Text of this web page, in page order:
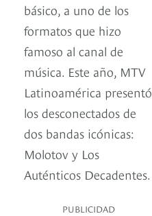
básico, a uno de los
formatos que hizo
famoso al canal de
música. Este año, MTV
Latinoamérica presentó
los desconectados de
dos bandas icónicas:
Molotov y Los
Auténticos Decadentes.
PUBLICIDAD